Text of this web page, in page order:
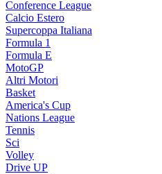
Conference League
Calcio Estero
Supercoppa Italiana
Formula 1
Formula E
MotoGP
Altri Motori
Basket
America's Cup
Nations League
Tennis
Sci
Volley
Drive UP